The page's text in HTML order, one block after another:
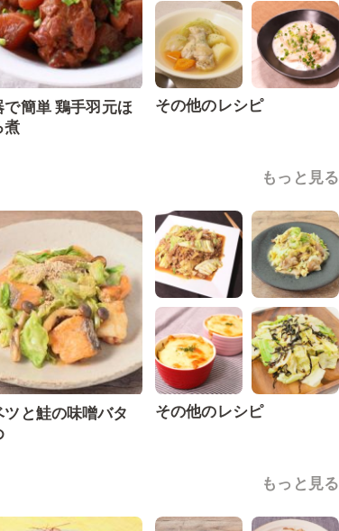
で簡単 鶏手羽元ほ
煮
その他のレシピ
もっと見る
ツと鮭の味噌バタ
その他のレシピ
もっと見る